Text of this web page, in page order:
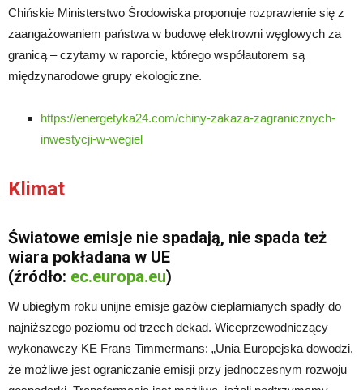
Chińskie Ministerstwo Środowiska proponuje rozprawienie się z
zaangażowaniem państwa w budowę elektrowni węglowych za
granicą – czytamy w raporcie, którego współautorem są
międzynarodowe grupy ekologiczne.
https://energetyka24.com/chiny-zakaza-zagranicznych-
inwestycji-w-wegiel
Klimat
Światowe emisje nie spadają, nie spada też
wiara pokładana w UE
(źródło: ec.europa.eu)
W ubiegłym roku unijne emisje gazów cieplarnianych spadły do
najniższego poziomu od trzech dekad. Wiceprzewodniczący
wykonawczy KE Frans Timmermans: „Unia Europejska dowodzi,
że możliwe jest ograniczanie emisji przy jednoczesnym rozwoju